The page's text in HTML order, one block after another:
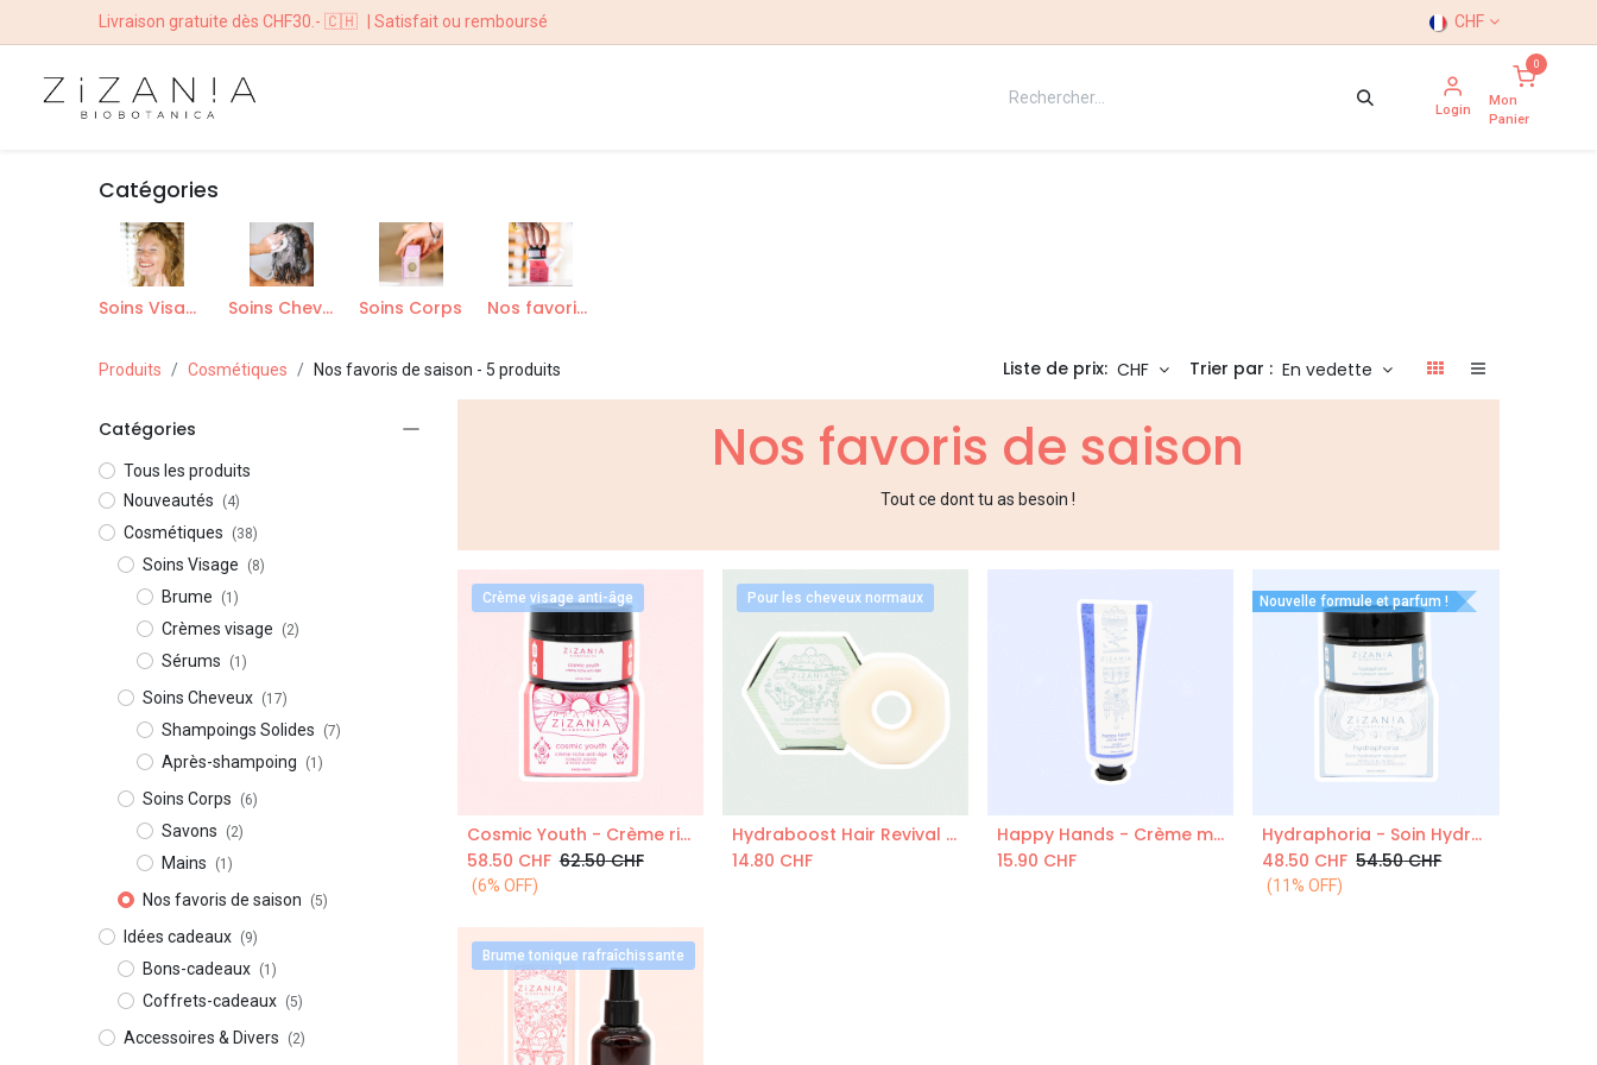
Livraison gratuite dès CHF30.- 🇨🇭 | Satisfait ou remboursé CHF
Login
0
Mon
Panier
Catégories
Soins Visage Soins Cheveux Soins Corps Nos favoris de saison
Produits Cosmétiques Nos favoris de saison - 5 produits Liste de prix: CHF Trier par : En vedette
Catégories
Tous les produits
Nouveautés
(4)
Cosmétiques (38)
Soins Visage (8)
Brume (1)
Crèmes visage (2)
Sérums (1)
Soins Cheveux (17)
Shampoings Solides (7)
Après-shampoing (1)
Soins Corps (6)
Savons (2)
Mains (1)
Nos favoris de saison (5)
Idées cadeaux (9)
Bons-cadeaux (1)
Coffrets-cadeaux (5)
Accessoires & Divers (2)
Nos favoris de saison
Tout ce dont tu as besoin !
Crème visage anti-âge
Ajouter au Panier
Cosmic Youth - Crème riche anti-âge 50mL- certifiée COSMOS Organic
58.50 CHF 62.50CHF
(6% OFF)
Pour les cheveux normaux
Ajouter au Panier
Hydraboost Hair Revival - Shampoing Solide 100g
14.80 CHF
Happy Hands - Crème mains 50 ml
15.90 CHF
Nouvelle formule et parfum !
Ajouter au Panier
Hydraphoria - Soin Hydratant Repulpant 50ml COSMOS Organic
48.50 CHF 54.50CHF
(11% OFF)
Brume tonique rafraîchissante